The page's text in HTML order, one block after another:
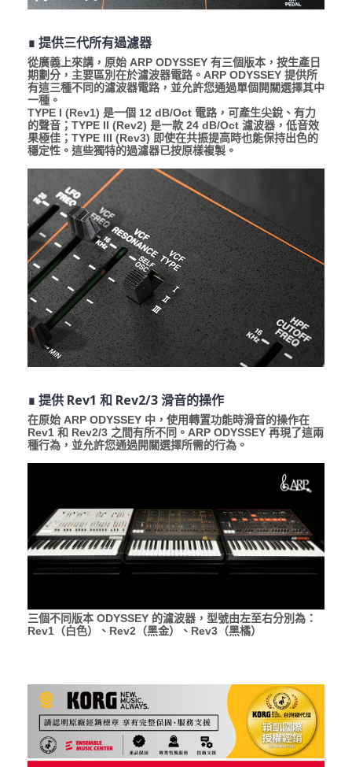
∎ 提供三代所有過濾器
從廣義上來講，原始 ARP ODYSSEY 有三個版本，按生產日
期劃分，主要區別在於濾波器電路。ARP ODYSSEY 提供所
有這三種不同的濾波器電路，並允許您通過單個開關選擇其中
一種。
TYPE I (Rev1) 是一個 12 dB/Oct 電路，可產生尖銳、有力
的聲音；TYPE II (Rev2) 是一款 24 dB/Oct 濾波器，低音效
果極佳；TYPE III (Rev3) 即使在共振提高時也能保持出色的
穩定性。這些獨特的過濾器已按原樣複製。
∎ 提供 Rev1 和 Rev2/3 滑音的操作
在原始 ARP ODYSSEY 中，使用轉置功能時滑音的操作在
Rev1 和 Rev2/3 之間有所不同。ARP ODYSSEY 再現了這兩
種行為，並允許您通過開關選擇所需的行為。
三個不同版本 ODYSSEY 的濾波器，型號由左至右分別為：
Rev1（白色）、Rev2（黑金）、Rev3（黑橘）